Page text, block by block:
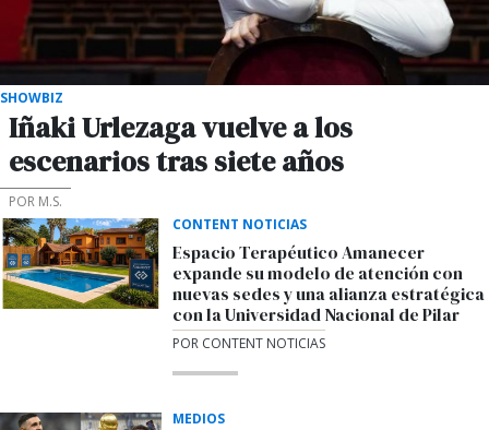
SHOWBIZ
Iñaki Urlezaga vuelve a los
escenarios tras siete años
POR M.S.
CONTENT NOTICIAS
Espacio Terapéutico Amanecer
expande su modelo de atención con
nuevas sedes y una alianza estratégica
con la Universidad Nacional de Pilar
POR CONTENT NOTICIAS
MEDIOS